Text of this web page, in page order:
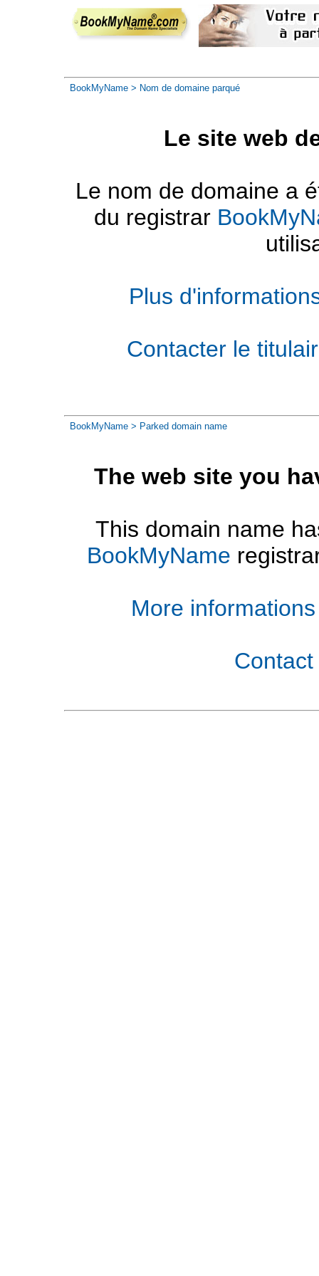
BookMyName > Nom de domaine parqué
Le site web
Le nom de domaine a
du registrar
Plus
Contacter le
BookMyName > Parked domain name
The web site you
This domain name
BookMyName
More